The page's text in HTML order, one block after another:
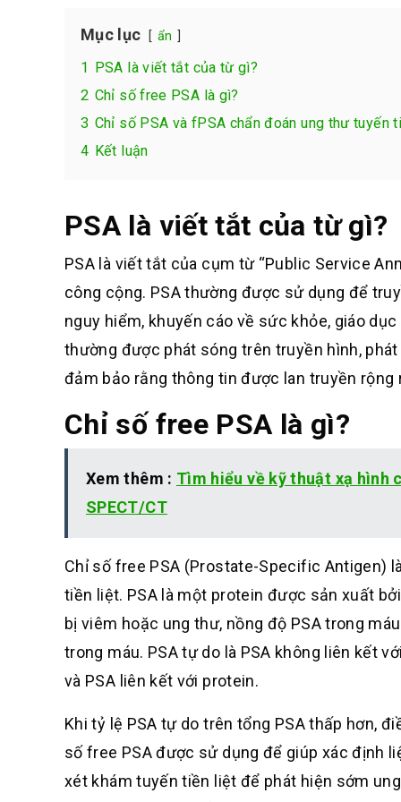
Mục lục ẩn
1 PSA là viết tắt của từ gì?
2 Chỉ số free PSA là gì?
3 Chỉ số PSA và fPSA chẩn đoán ung thư tuyến
4 Kết luận
PSA là viết tắt của từ gì?
PSA là viết tắt của cụm từ “Public Service
công cộng. PSA thường được sử dụng để
nguy hiểm, khuyến cáo về sức khỏe, giáo
thường được phát sóng trên truyền hình,
đảm bảo rằng thông tin được lan truyền
Chỉ số free PSA là gì?
Xem thêm : Tìm hiểu về kỹ thuật xạ hình
SPECT/CT
Chỉ số free PSA (Prostate-Specific Antigen)
tiền liệt. PSA là một protein được sản xuất
bị viêm hoặc ung thư, nồng độ PSA trong
trong máu. PSA tự do là PSA không liên kết
và PSA liên kết với protein.
Khi tỷ lệ PSA tự do trên tổng PSA thấp hơn,
số free PSA được sử dụng để giúp xác định
xét khám tuyến tiền liệt để phát hiện sớm